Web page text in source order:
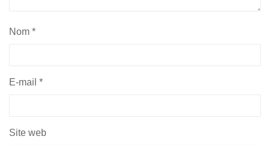
Nom *
E-mail *
Site web